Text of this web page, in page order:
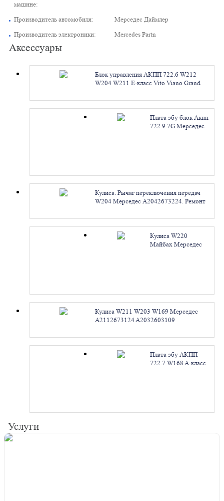
машине:
Производитель автомобиля:
Мерседес Даймлер
Производитель электроники:
Mercedes Partn
Аксессуары
Блок управления АКПП 722.6 W212
W204 W211 E-класс Vito Viano Grand
A0034483110 Мерседес. Ремонт
Плата эбу блок Акпп
722.9 7G Мерседес
Кулиса. Рычаг переключения передач
W204 Мерседес A2042673224. Ремонт
Кулиса W220
Майбах Мерседес
Ремонт
Кулиса W211 W203 W169 Мерседес
A2112673124 A2032603109
Плата эбу АКПП
722.7 W168 A-класс
Услуги